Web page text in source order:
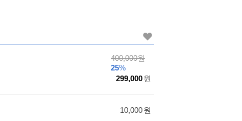
가
격
400,000원
25%
할
가
299,000원
10,000원